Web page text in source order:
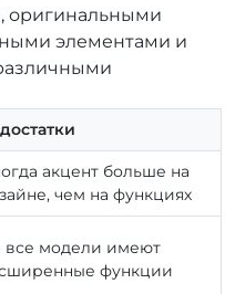
оригинальными
элементами и
акцент больше на
чем на функциях
все модели имеют
функции